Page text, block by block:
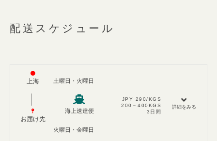
配送スケジュール
上海
お届け先
土曜日・火曜日​
海上速達便
火曜日・金曜日
JPY 290/KGS​
200～400KGS
3日間
詳細をみる